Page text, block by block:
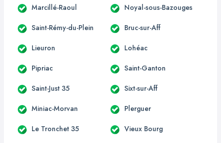
Marcillé-Raoul Noyal-sous-Bazouges
Saint-Rémy-du-Plein Bruc-sur-Aff
Lieuron Lohéac
Pipriac Saint-Ganton
Saint-Just 35 Sixt-sur-Aff
Miniac-Morvan Plerguer
Le Tronchet 35 Vieux Bourg